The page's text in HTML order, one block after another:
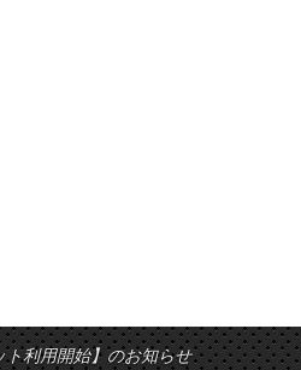
利用開始】のお知らせ